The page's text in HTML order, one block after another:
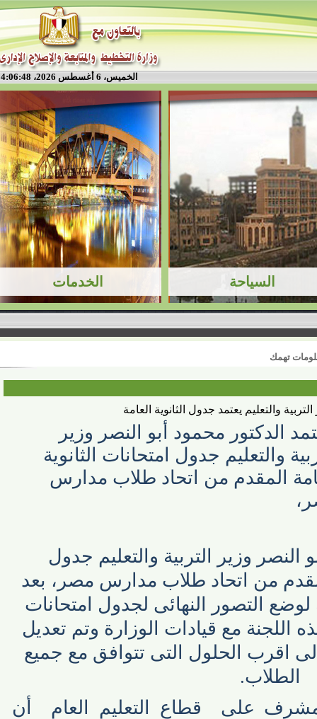
الخميس، 6 أغسطس 2026، 4:06:48 م
تهمك
والتعليم يعتمد جدول الثانوية العامة
الدكتور محمود أبو النصر وزير
والتعليم جدول امتحانات الثانوية
المقدم من اتحاد طلاب مدارس
وزير التربية والتعليم جدول
من اتحاد طلاب مدارس مصر، بعد
التصور النهائى لجدول امتحانات
مع قيادات الوزارة وتم تعديل
الحلول التى تتوافق مع جميع
على قطاع التعليم العام أن